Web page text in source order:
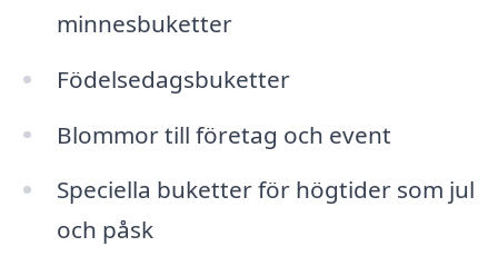
minnesbuketter
Födelsedagsbuketter
Blommor till företag och event
Speciella buketter för högtider som jul
och påsk